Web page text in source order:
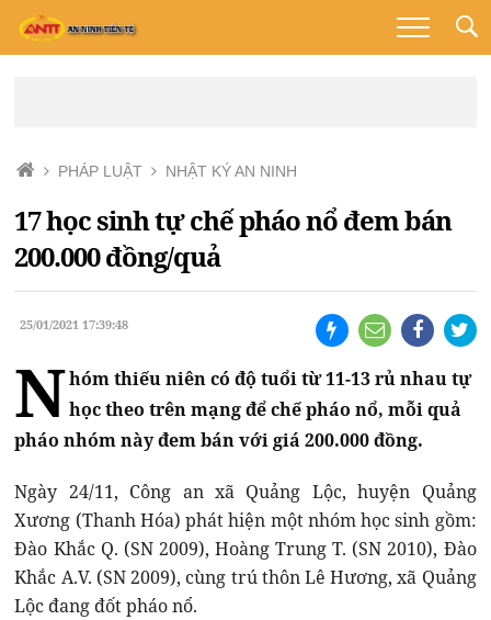
PHÁP LUẬT NHẬT KÝ AN NINH
17 học sinh tự chế pháo nổ đem bán
200.000 đồng/quả
25/01/2021 17:39:48
Nhóm thiếu niên có độ tuổi từ 11-13 rủ nhau tự
học theo trên mạng để chế pháo nổ, mỗi quả
pháo nhóm này đem bán với giá 200.000 đồng.
Ngày 24/11, Công an xã Quảng Lộc, huyện Quảng
Xương (Thanh Hóa) phát hiện một nhóm học sinh gồm:
Đào Khắc Q. (SN 2009), Hoàng Trung T. (SN 2010), Đào
Khắc A.V. (SN 2009), cùng trú thôn Lê Hương, xã Quảng
Lộc đang đốt pháo nổ.